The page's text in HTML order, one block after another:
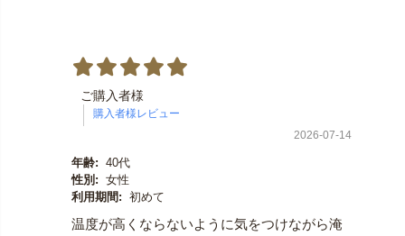
ご購入者様
2026-07-14
年齢: 40代
性別: 女性
利用期間: 初めて
温度が高くならないように気をつけながら淹